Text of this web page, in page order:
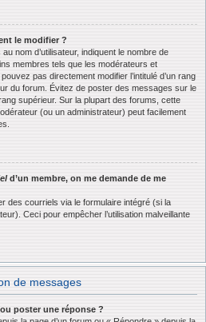
le modifier ?
nom d’utilisateur, indiquent le nombre de
membres tels que les modérateurs et
pas directement modifier l’intitulé d’un rang
du forum. Évitez de poster des messages sur le
supérieur. Sur la plupart des forums, cette
(ou un administrateur) peut facilement
d’un membre, on me demande de me
des courriels via le formulaire intégré (si la
Ceci pour empêcher l’utilisation malveillante
de messages
poster une réponse ?